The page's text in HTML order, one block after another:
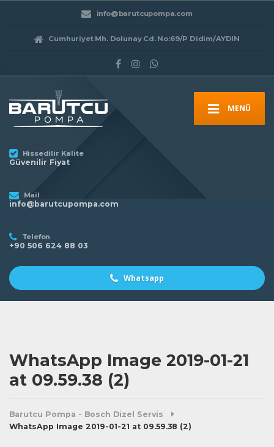
info@barutcupompa.com
Cumhuriyet Mh. Dolunay Cd. No:69/P Didim/AYDIN
MENÜ
Hissedilir Kalite
Güvenilir Fiyat
Mail
info@barutcupompa.com
Telefon
+90 506 624 88 03
Whatsapp
WhatsApp Image 2019-01-21
at 09.59.38 (2)
Barutcu Pompa - Bosch Dizel Servis
WhatsApp Image 2019-01-21 at 09.59.38 (2)